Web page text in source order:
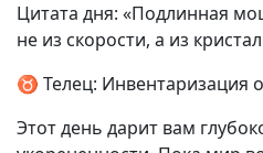
Цитата дня: «Подлинная
не из скорости, а из
♉ Телец: Инвентаризация
Этот день дарит вам